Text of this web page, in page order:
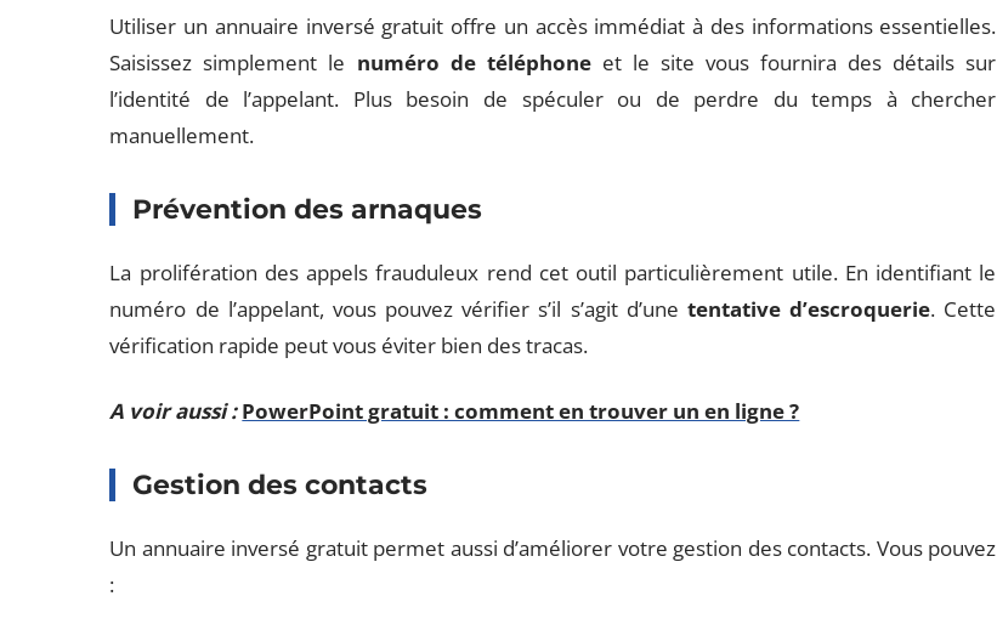
Utiliser un annuaire inversé gratuit offre un accès immédiat à des informations essentielles.
Saisissez simplement le numéro de téléphoneet le site vous fournira des détails sur
l’identité de l’appelant. Plus besoin de spéculer ou de perdre du temps à chercher
manuellement.
Prévention des arnaques
La prolifération des appels frauduleux rend cet outil particulièrement utile. En identifiant le
numéro de l’appelant, vous pouvez vérifier s’il s’agit d’une tentative d’escroquerie. Cette
vérification rapide peut vous éviter bien des tracas.
A voir aussi : PowerPoint gratuit : comment en trouver un en ligne ?
Gestion des contacts
Un annuaire inversé gratuit permet aussi d’améliorer votre gestion des contacts. Vous pouvez
: